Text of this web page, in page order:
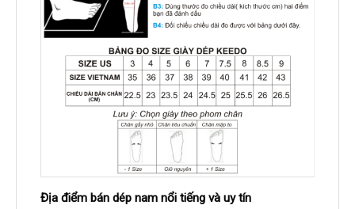
Địa điểm bán dép nam nổi tiếng và uy tín